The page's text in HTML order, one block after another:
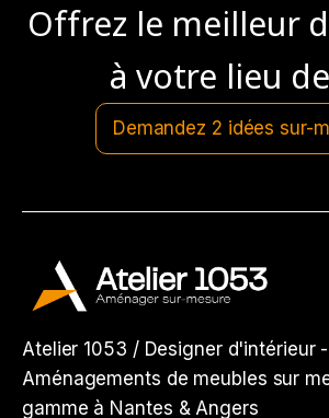
Offrez le meilleur
à votre lieu
Demandez 2 idées sur-
Atelier 1053 / Designer d'intérieur -
Aménagements de meubles sur
gamme à Nantes & Angers